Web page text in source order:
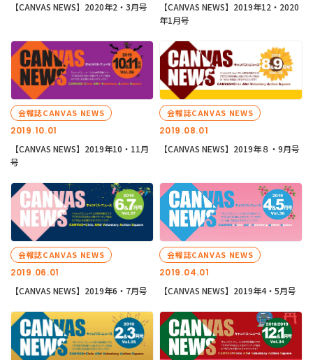
【CANVAS NEWS】2020年2・3月号
【CANVAS NEWS】2019年12・2020
年1月号
2019.10.01
会報誌CANVAS NEWS
【CANVAS NEWS】2019年10・11月
号
2019.08.01
会報誌CANVAS NEWS
【CANVAS NEWS】2019年８・9月号
2019.06.01
会報誌CANVAS NEWS
【CANVAS NEWS】2019年6・7月号
2019.04.01
会報誌CANVAS NEWS
【CANVAS NEWS】2019年4・5月号